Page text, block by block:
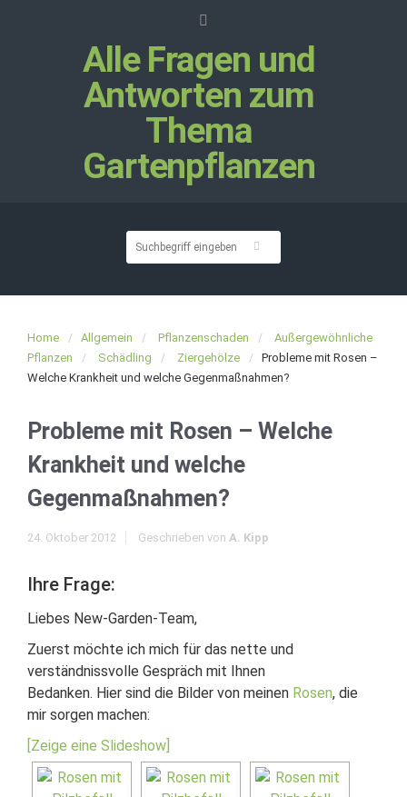
Alle Fragen und
Antworten zum
Thema
Gartenpflanzen
Home Allgemein Pflanzenschaden
Außergewöhnliche
Pflanzen
Schädling Ziergehölze
Probleme mit Rosen –
Welche Krankheit und welche Gegenmaßnahmen?
Probleme mit Rosen – Welche
Krankheit und welche
Gegenmaßnahmen?
24. Oktober 2012 Geschrieben von A. Kipp
Ihre Frage:
Liebes New-Garden-Team,
Zuerst möchte ich mich für das nette und
verständnissvolle Gespräch mit Ihnen
Bedanken. Hier sind die Bilder von meinen Rosen, die
mir sorgen machen:
[Zeige eine Slideshow]